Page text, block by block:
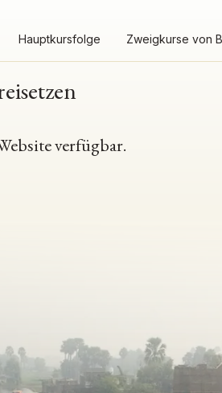
Hauptkursfolge Zweigkurse von
verfügbar.